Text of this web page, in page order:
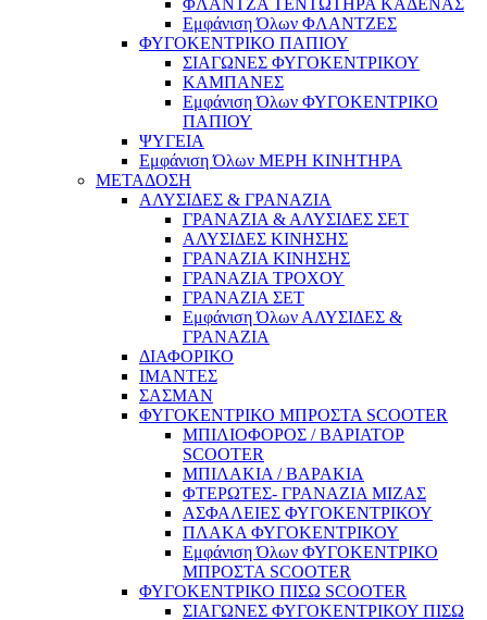
ΦΛΑΝΤΖΑ ΤΕΝΤΩΤΗΡΑ ΚΑΔΕΝΑΣ
Εμφάνιση Όλων ΦΛΑΝΤΖΕΣ
ΦΥΓΟΚΕΝΤΡΙΚΟ ΠΑΠΙΟΥ
ΣΙΑΓΩΝΕΣ ΦΥΓΟΚΕΝΤΡΙΚΟΥ
ΚΑΜΠΑΝΕΣ
Εμφάνιση Όλων ΦΥΓΟΚΕΝΤΡΙΚΟ
ΠΑΠΙΟΥ
ΨΥΓΕΙΑ
Εμφάνιση Όλων ΜΕΡΗ ΚΙΝΗΤΗΡΑ
ΜΕΤΑΔΟΣΗ
ΑΛΥΣΙΔΕΣ & ΓΡΑΝΑZΙΑ
ΓΡΑΝΑΖΙΑ & ΑΛΥΣΙΔΕΣ ΣΕΤ
ΑΛΥΣΙΔΕΣ ΚΙΝΗΣΗΣ
ΓΡΑΝΑΖΙΑ ΚΙΝΗΣΗΣ
ΓΡΑΝΑΖΙΑ ΤΡΟΧΟΥ
ΓΡΑΝΑΖΙΑ ΣΕΤ
Εμφάνιση Όλων ΑΛΥΣΙΔΕΣ &
ΓΡΑΝΑZΙΑ
ΔΙΑΦΟΡΙΚΟ
ΙΜΑΝΤΕΣ
ΣΑΣΜΑΝ
ΦΥΓΟΚΕΝΤΡΙΚΟ ΜΠΡΟΣΤΑ SCOOTER
ΜΠΙΛΙΟΦΟΡΟΣ / ΒΑΡΙΑΤΟΡ
SCOOTER
ΜΠΙΛΑΚΙΑ / ΒΑΡΑΚΙΑ
ΦΤΕΡΩΤΕΣ- ΓΡΑΝΑΖΙΑ ΜΙΖΑΣ
ΑΣΦΑΛΕΙΕΣ ΦΥΓΟΚΕΝΤΡΙΚΟΥ
ΠΛΑΚΑ ΦΥΓΟΚΕΝΤΡΙΚΟΥ
Εμφάνιση Όλων ΦΥΓΟΚΕΝΤΡΙΚΟ
ΜΠΡΟΣΤΑ SCOOTER
ΦΥΓΟΚΕΝΤΡΙΚΟ ΠΙΣΩ SCOOTER
ΣΙΑΓΩΝΕΣ ΦΥΓΟΚΕΝΤΡΙΚΟΥ ΠΙΣΩ